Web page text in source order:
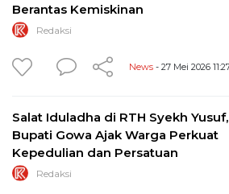
Berantas Kemiskinan
Redaksi
News - 27 Mei 2026
Salat Iduladha di RTH Syekh Yusuf,
Bupati Gowa Ajak Warga Perkuat
Kepedulian dan Persatuan
Redaksi